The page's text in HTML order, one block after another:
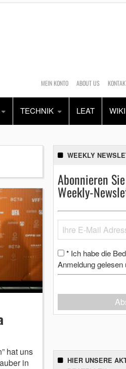
MEIN KONTO ABOUT US
TECHNIK LEAT WIKI
Alles
hat uns
in
WEEKLY
Abonnieren
Weekly-
* Ich habe die
Anmeldung
HIER UNSERE